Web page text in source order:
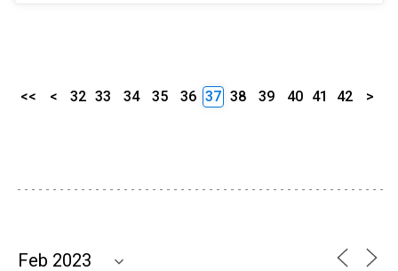
<< < 32 33 34 35 36 37 38 39 40 41 42 >